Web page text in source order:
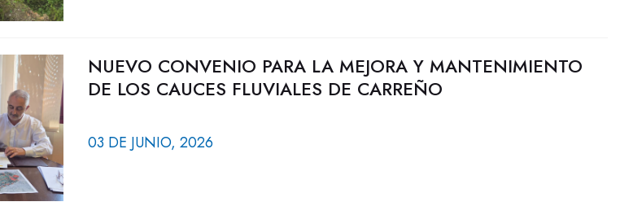
NUEVO CONVENIO PARA LA MEJORA Y MANTENIMIENTO
DE LOS CAUCES FLUVIALES DE CARREÑO
03 DE JUNIO, 2026